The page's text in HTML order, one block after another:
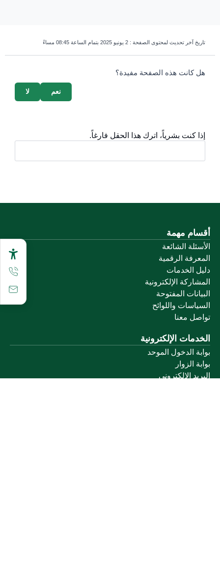
تاريخ آخر تحديث لمحتوى الصفحة : 2 يونيو 2025 بتمام الساعة 08:45 مساءً
survey_v2
هل كانت هذه الصفحة مفيدة؟
لا نعم
إذا كنت بشرياً، اترك هذا الحقل فارغاً.
أقسام مهمة
الأسئلة الشائعة
المعرفة الرقمية
دليل الخدمات
المشاركة الإلكترونية
البيانات المفتوحة
السياسات واللوائح
تواصل معنا
الخدمات الإلكترونية
بوابة الدخول الموحد
بوابة الزوار
البريد الإلكتروني